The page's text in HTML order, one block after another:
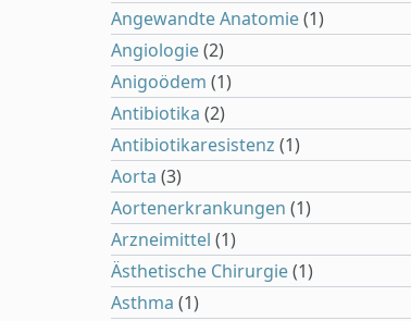
Angewandte Anatomie(1)
Angiologie(2)
Anigoödem (1)
Antibiotika (2)
Antibiotikaresistenz (1)
Aorta (3)
Aortenerkrankungen (1)
Arzneimittel (1)
Ästhetische Chirurgie(1)
Asthma (1)